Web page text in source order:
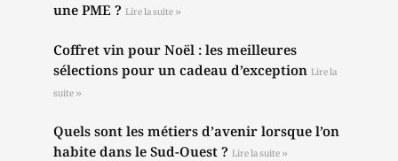
une PME ? Lire la suite »
Coffret vin pour Noël : les meilleures
sélections pour un cadeau d’exception Lire la
suite »
Quels sont les métiers d’avenir lorsque l’on
habite dans le Sud-Ouest ? Lire la suite »